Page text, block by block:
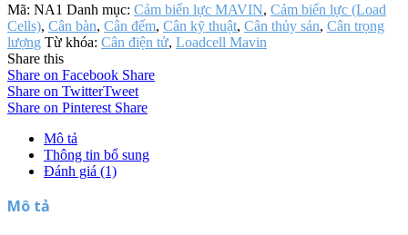
Mã: NA1 Danh mục: Cảm biến lực MAVIN, Cảm biến lực (Load
Cells), Cân bàn, Cân đếm, Cân kỹ thuật, Cân thủy sản, Cân trọng
lượng Từ khóa: Cân điện tử, Loadcell Mavin
Share this
Share on Facebook Share
Share on TwitterTweet
Share on Pinterest Share
Mô tả
Thông tin bổ sung
Đánh giá (1)
Mô tả